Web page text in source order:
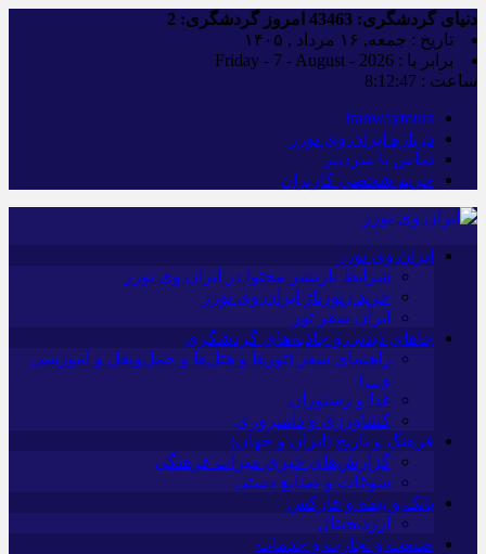
دنیای گردشگری: امروز گردشگری:
تاریخ : جمعه, ۱۶ مرداد , ۱۴۰۵
برابر با : Friday - 7 - August - 2026
ساعت : 8:12:48
iranwaytours
درباره ایران وی تورز
تماس با سردبیر
حریم شخصی کاربران
ایران وی تورز
شرایط بازنشر محتوا در ایران وی تورز
خرید رپورتاژ ایران وی تورز
ایران سفر تور
جاهای دیدنی و جاذبه‌های گردشگری
راهنمای سفر (تورها و هتل‌ها و حمل‌و‌نقل و آموزشی
و…)
غذا و رستوران
کشاورزی و دامپروری
فرهنگ و تاریخ (ایران و جهان)
گزارش‌های خبری میراث فرهنگی
سوغات و صنایع دستی
بانک و بیمه و فارکس
ارزدیجیتال
صنعت و تجارت و خدمات